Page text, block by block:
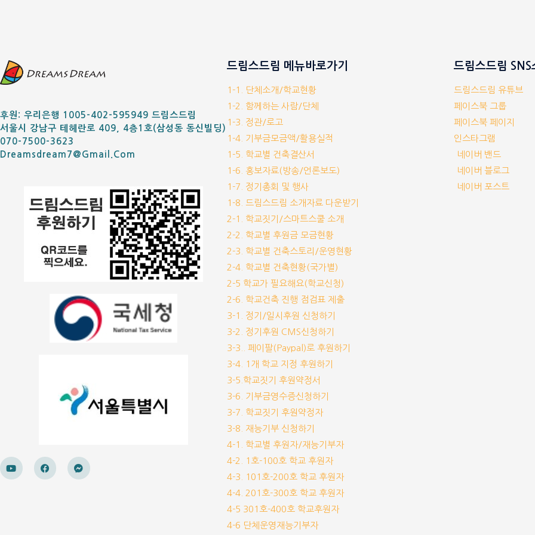
후원: 우리은행 1005-402-595949 드림스드림
서울시 강남구 테헤란로 409, 4층1호(삼성동 동신빌딩)
070-7500-3623
Dreamsdream7@gmail.com
드림스드림 메뉴바로가기
1-1. 단체소개/학교현황
1-2. 함께하는 사람/단체
1-3. 정관/로고
1-4. 기부금모금액/활용실적
1-5. 학교별 건축결산서
1-6. 홍보자료(방송/언론보도)
1-7. 정기총회 및 행사
1-8. 드림스드림 소개자료 다운받기
2-1. 학교짓기/스마트스쿨 소개
2-2. 학교별 후원금 모금현황
2-3. 학교별 건축스토리/운영현황
2-4. 학교별 건축현황(국가별)
2-5 학교가 필요해요(학교신청)
2-6. 학교건축 진행 점검표 제출
3-1. 정기/일시후원 신청하기
3-2. 정기후원 CMS신청하기
3-3.. 페이팔(Paypal)로 후원하기
3-4. 1개 학교 지정 후원하기
3-5.학교짓기 후원약정서
3-6. 기부금영수증신청하기
3-7. 학교짓기 후원약정자
3-8. 재능기부 신청하기
4-1. 학교별 후원자/재능기부자
4-2. 1호-100호 학교 후원자
4-3. 101호-200호 학교 후원자
4-4. 201호-300호 학교 후원자
4-5 301호-400호 학교후원자
4-6 단체운영재능기부자
드림스드림 SNS
드림스드림 유튜브
페이스북 그룹
페이스북 페이지
인스타그램
네이버 밴드
네이버 블로그
네이버 포스트